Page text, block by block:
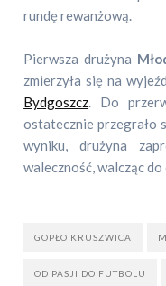
rundę rewanżową.
Pierwsza drużyna
zmierzyła się na
Bydgoszcz. Do
ostatecznie przegrało
wyniku, drużyna
waleczność, walcząc
GOPŁO KRUSZWICA
OD PASJI DO FUTBOLU